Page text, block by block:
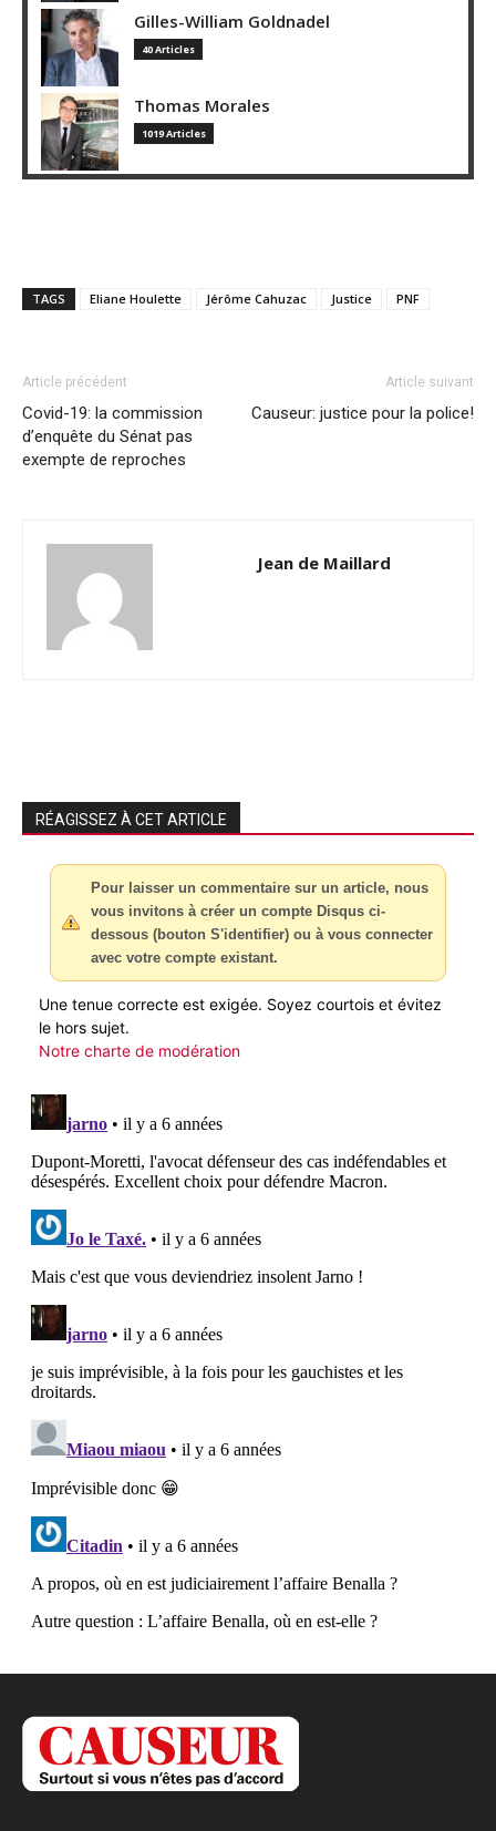
Gilles-William Goldnadel
40 Articles
Thomas Morales
1019 Articles
TAGS Eliane Houlette Jérôme Cahuzac Justice PNF
Article précédent
Covid-19: la commission
d’enquête du Sénat pas
exempte de reproches
Article suivant
Causeur: justice pour la police!
Jean de Maillard
RÉAGISSEZ À CET ARTICLE
Pour laisser un commentaire sur un article, nous
vous invitons à créer un compte Disqus ci-
dessous (bouton S'identifier) ou à vous connecter
avec votre compte existant.
Une tenue correcte est exigée. Soyez courtois et évitez
le hors sujet.
Notre charte de modération